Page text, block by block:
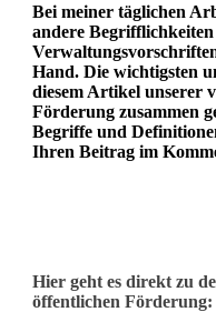
Bei meiner täglichen
andere
Hand. Die wichtigsten
diesem Artikel unserer
Förderung zusammen
Begriffe und
Ihren Beitrag im
Hier geht es direkt zu
öffentlichen Förderung: